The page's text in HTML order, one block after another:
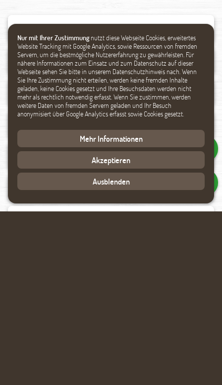
Nur mit Ihrer Zustimmung nutzt diese Webseite Cookies, erweitertes
Website Tracking mit Google Analytics, sowie Ressourcen von fremden
Servern, um die bestmögliche Nutzererfahrung zu gewährleisten. Für
nähere Informationen zum Einsatz und zum Datenschutz auf dieser
Webseite sehen Sie bitte in unserem Datenschutzhinweis nach. Wenn
Sie Ihre Zustimmung nicht erteilen, werden keine fremden Inhalte
geladen, keine Cookies gesetzt und Ihre Besuchsdaten werden nicht
mehr als rechtlich notwendig erfasst. Wenn Sie zustimmen, werden
weitere Daten von fremden Servern geladen und Ihr Besuch
anonymisiert über Google Analytics erfasst sowie Cookies gesetzt.
Mehr Informationen
Akzeptieren
Ausblenden